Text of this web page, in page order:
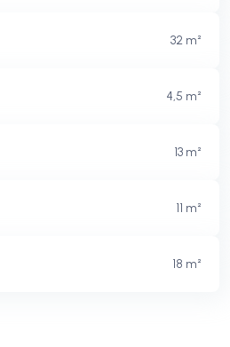
32 m²
4,5 m²
13 m²
11 m²
18 m²